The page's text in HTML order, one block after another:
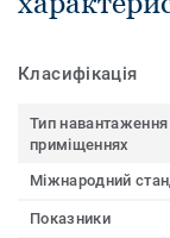
Класифікація
Тип навантаження
приміщеннях
Міжнародний
Показники